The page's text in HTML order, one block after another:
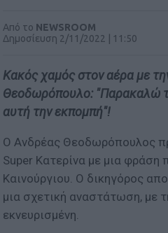
Από το NEWSROOM
Δημοσίευση 2/11/2022 | 11:50
Κακός χαμός στον αέρα με
Θεοδωρόπουλο: "Παρακαλώ
αυτή την εκπομπή"!
Ο Ανδρέας Θεοδωρόπουλος
Super Κατερίνα με μια φράση
Καινούργιου. Ο δικηγόρος
μια σχετική αναστάτωση, με
εκνευρισμένη.